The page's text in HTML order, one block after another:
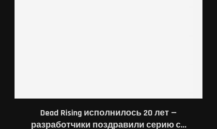
Dead Rising исполнилось 20 лет —
разработчики поздравили серию с...